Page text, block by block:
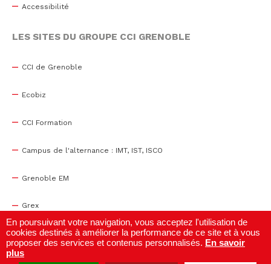
Accessibilité
LES SITES DU GROUPE CCI GRENOBLE
CCI de Grenoble
Ecobiz
CCI Formation
Campus de l'alternance : IMT, IST, ISCO
Grenoble EM
Grex
WTC Grenoble
Centre de congrès
En poursuivant votre navigation, vous acceptez l'utilisation de
cookies destinés à améliorer la performance de ce site et à vous
proposer des services et contenus personnalisés. En savoir
plus